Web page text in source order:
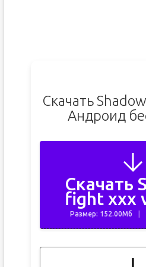
Скачать
Андроид
Скачать
fight xxx
Размер: 152.00Мб